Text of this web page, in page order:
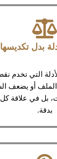
بدل تكديسها
التي تخدم
أو يضعف
بل في علاقة كل
بدقة.